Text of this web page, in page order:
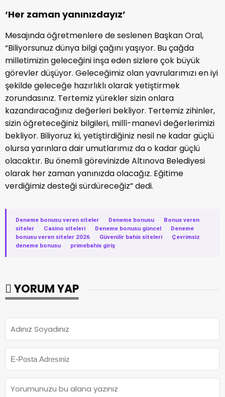
‘Her zaman yanınızdayız’
Mesajında öğretmenlere de seslenen Başkan Oral,
“Biliyorsunuz dünya bilgi çağını yaşıyor. Bu çağda
milletimizin geleceğini inşa eden sizlere çok büyük
görevler düşüyor. Geleceğimiz olan yavrularımızı en iyi
şekilde geleceğe hazırlıklı olarak yetiştirmek
zorundasınız. Tertemiz yürekler sizin onlara
kazandıracağınız değerleri bekliyor. Tertemiz zihinler,
sizin öğreteceğiniz bilgileri, millî-manevî değerlerimizi
bekliyor. Biliyoruz ki, yetiştirdiğiniz nesil ne kadar güçlü
olursa yarınlara dair umutlarımız da o kadar güçlü
olacaktır. Bu önemli görevinizde Altınova Belediyesi
olarak her zaman yanınızda olacağız. Eğitime
verdiğimiz desteği sürdüreceğiz” dedi.
Deneme bonusu veren siteler · Deneme bonusu ·
Bonus veren
siteler
· Casino siteleri · Deneme bonusu güncel ·
Deneme
bonusu veren siteler 2026
· Güvenilir bahis siteleri ·
Çevrimsiz
deneme bonusu
· primebahis giriş
YORUM YAP